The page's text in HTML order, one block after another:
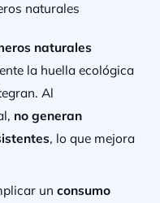
naturales
naturales
la huella ecológica
Al
no generan
, lo que mejora
un consumo